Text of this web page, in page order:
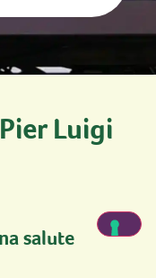
Luigi
salute